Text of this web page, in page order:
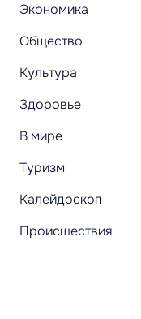
Экономика
Общество
Культура
Здоровье
В мире
Туризм
Калейдоскоп
Происшествия